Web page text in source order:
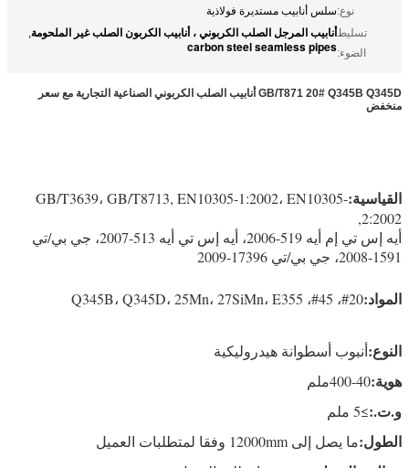
نوع:سلس أنابيب مستديرة فولاذية
تسليط
الضوء:
أنابيب المرجل الصلب الكربوني ، أنابيب الكربون الصلب غير الملحومة,
carbon steel seamless pipes
GB/T871 20# Q345B Q345D أنابيب الصلب الكربوني الصناعية التجارية مع سعر
منخفض
القياسية:GB/T3639، GB/T8713, EN10305-1:2002، EN10305-
2:2002,
أيه إس تي إم أيه 519-2006، أيه إس تي أيه 513-2007، جي بي/تي
1591-2008، جي بي/تي 17396-2009
المواد:20#، 45#، Q345B، Q345D، 25Mn، 27SiMn، E355
النوع:أنبوب أسطوانة هيدروليكية
هوية:40-400ملم
و.ت.:≥5 ملم
الطول:ما يصل إلى 12000mm وفقا لمتطلبات العميل